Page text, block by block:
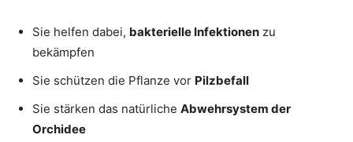
Sie helfen dabei, bakterielle Infektionen zu
bekämpfen
Sie schützen die Pflanze vor Pilzbefall
Sie stärken das natürliche Abwehrsystem der
Orchidee